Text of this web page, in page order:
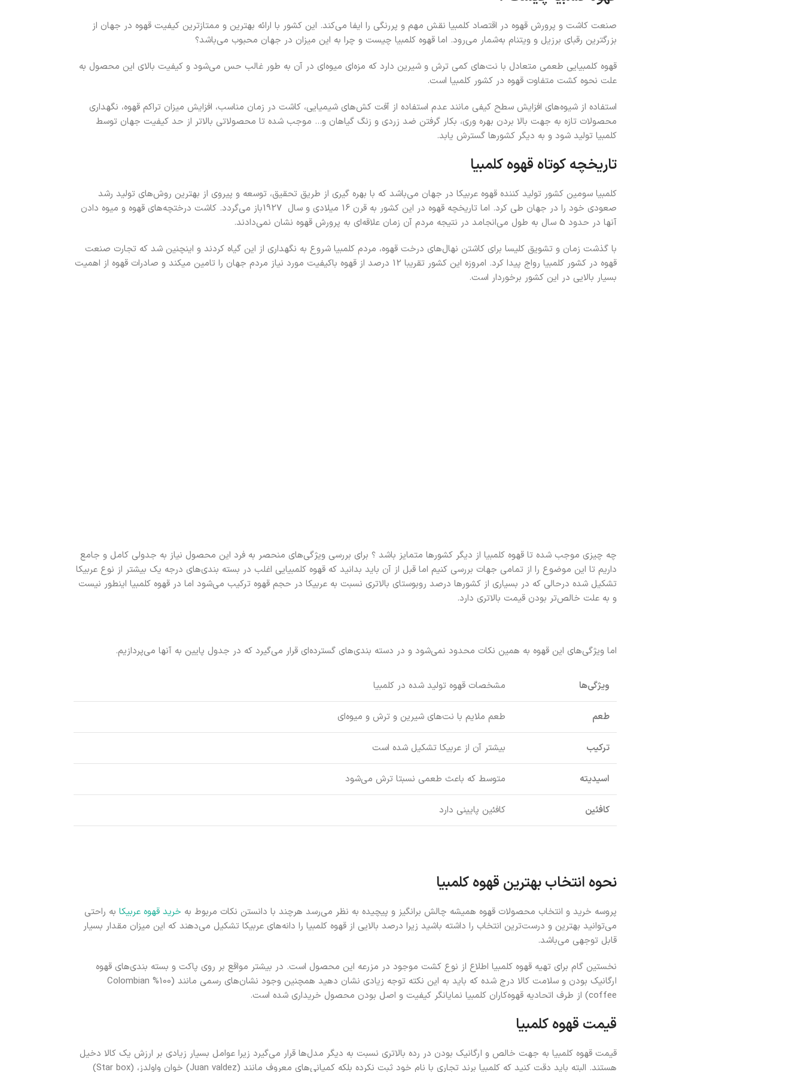
صنعت کاشت و پرورش قهوه در اقتصاد کلمبیا نقش مهم و پررنگی را ایفا می‌کند. این کشور با ارائه بهترین و ممتازترین کیفیت قهوه در جهان از
بزرگترین رقبای برزیل و ویتنام به‌شمار می‌رود. اما قهوه کلمبیا چیست و چرا به این میزان در جهان محبوب می‌باشد؟
قهوه کلمبیایی طعمی متعادل با نت‌های کمی ترش و شیرین دارد که مزه‌‌ای میوه‌ای در آن به طور غالب حس می‌شود و کیفیت بالای این محصول به
علت نحوه کشت متفاوت قهوه در کشور کلمبیا است.
استفاده از شیوه‌های افزایش سطح کیفی‌ مانند عدم استفاده از آفت کش‌های شیمیایی‌، کاشت در زمان مناسب، افزایش میزان تراکم قهوه، نگهداری
محصولات تازه به جهت بالا بردن بهره وری، بکار گرفتن ضد زردی و زنگ گیاهان و... موجب شده تا محصولاتی بالاتر از حد کیفیت جهان توسط
کلمبیا تولید شود و به دیگر کشورها گسترش یابد.
تاریخچه کوتاه قهوه کلمبیا
کلمبیا سومین کشور تولید کننده قهوه عربیکا در جهان می‌باشد که با بهره گیری از طریق تحقیق، توسعه و پیروی از بهترین روش‌های تولید رشد
صعودی خود را در جهان طی کرد. اما تاریخچه قهوه در این کشور به قرن 16 میلادی و سال 1927باز می‌گردد. کاشت درختچه‌های قهوه و میوه دادن
آنها در حدود 5 سال به طول می‌انجامد در نتیجه مردم آن زمان علاقه‌ای به پرورش قهوه نشان نمی‌دادند.
با گذشت زمان و تشویق کلیسا برای کاشتن نهال‌های درخت قهوه، مردم کلمبیا شروع به نگهداری از این گیاه کردند و اینچنین شد که تجارت صنعت
قهوه در کشور کلمبیا رواج پیدا کرد. امروزه این کشور تقریبا 12 درصد از قهوه باکیفیت مورد نیاز مردم جهان را تامین میکند و صادرات قهوه از اهمیت
بسیار بالایی در این کشور برخوردار است.
چه چیزی موجب شده تا قهوه کلمبیا از دیگر کشورها متمایز باشد ؟ برای بررسی ویژگی‌های منحصر به فرد این محصول نیاز به جدولی کامل و جامع
داریم تا این موضوع را از تمامی جهات بررسی کنیم اما قبل از آن باید بدانید که قهوه کلمبیایی اغلب در بسته بندی‌های درجه یک بیشتر از نوع عربیکا
تشکیل شده درحالی که در بسیاری از کشورها درصد روبوستای بالاتری نسبت به عربیکا در حجم قهوه ترکیب می‌شود اما در قهوه کلمبیا اینطور نیست
و به علت خالص‌تر بودن قیمت بالاتری دارد.
اما ویژگی‌های این قهوه به همین نکات محدود نمی‌شود و در دسته بندی‌های گسترده‌ای قرار می‌گیرد که در جدول پایین به آنها می‌پردازیم.
ویژگی‌ها مشخصات قهوه تولید شده در کلمبیا
طعم طعم ملایم با نت‌های شیرین و ترش و میوه‌ای
ترکیب بیشتر آن از عربیکا تشکیل شده است
اسیدیته متوسط که باعث طعمی نسبتا ترش می‌شود
کافئین کافئین پایینی دارد
نحوه انتخاب بهترین قهوه کلمبیا
پروسه خرید و انتخاب محصولات قهوه همیشه چالش برانگیز و پیچیده به نظر می‌رسد هرچند با دانستن نکات مربوط به خرید قهوه عربیکابه راحتی
می‌توانید بهترین و درست‌ترین انتخاب را داشته باشید زیرا درصد بالایی از قهوه کلمبیا را دانه‌های عربیکا تشکیل می‌دهند که این میزان مقدار بسیار
قابل توجهی می‌باشد.
نخستین گام برای تهیه قهوه کلمبیا اطلاع از نوع کشت موجود در مزرعه این محصول است. در بیشتر مواقع بر روی پاکت و بسته‌ بندی‌های قهوه
ارگانیک بودن و سلامت کالا درج شده که باید به این نکته توجه زیادی نشان دهید همچنین وجود نشان‌های رسمی مانند (100% Colombian
coffee) از طرف اتحادیه قهوه‌کاران کلمبیا نمایانگر کیفیت و اصل بودن محصول خریداری شده است.
قیمت قهوه کلمبیا
قیمت قهوه کلمبیا به جهت خالص و ارگانیک بودن در رده بالاتری نسبت به دیگر مدل‌ها قرار می‌گیرد زیرا عوامل بسیار زیادی بر ارزش یک کالا دخیل
هستند. البته باید دقت کنید که کلمبیا برند تجاری با نام خود ثبت نکرده بلکه کمپانی‌های معروف مانند (Juan valdez) خوان واولدز، (Star box)